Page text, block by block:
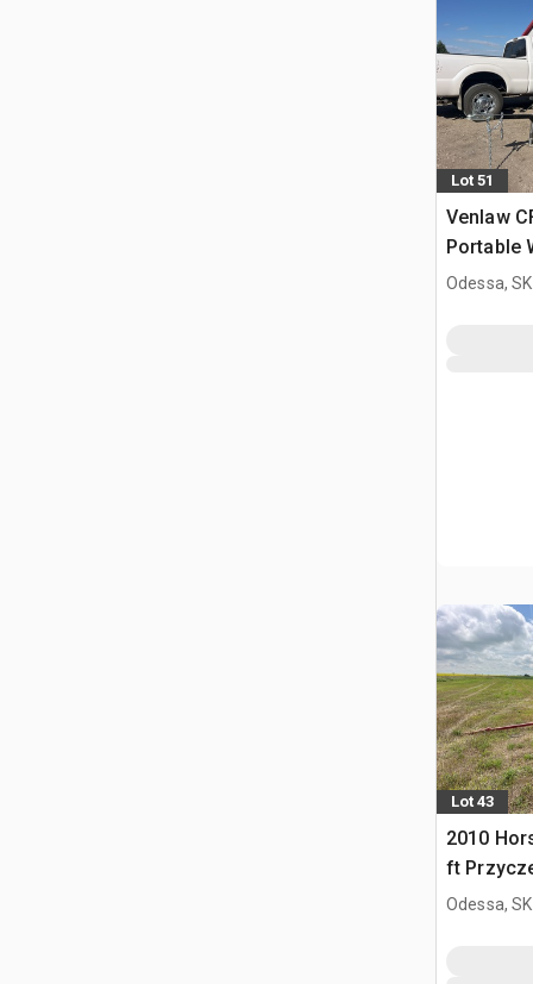
Lot 51
Venlaw
Portable
Odessa,
Lot 43
2010
ft
Odessa,